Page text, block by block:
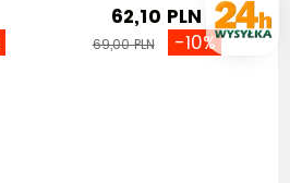
62,10 PLN
69,00 PLN -10%